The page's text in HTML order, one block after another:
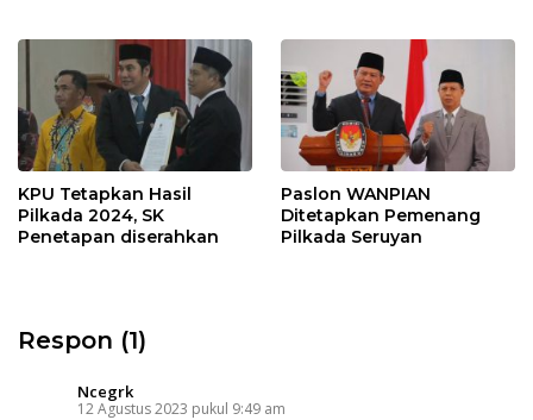
KPU Tetapkan Hasil
Pilkada 2024, SK
Penetapan diserahkan
Paslon WANPIAN
Ditetapkan Pemenang
Pilkada Seruyan
Respon (1)
Ncegrk
12 Agustus 2023 pukul 9:49 am